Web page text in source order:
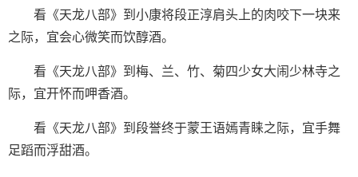
看《天龙八部》到小康将段正淳肩头上的肉咬下一块来
之际，宜会心微笑而饮醇酒。
看《天龙八部》到梅、兰、竹、菊四少女大闹少林寺之
际，宜开怀而呷香酒。
看《天龙八部》到段誉终于蒙王语嫣青睐之际，宜手舞
足蹈而浮甜酒。